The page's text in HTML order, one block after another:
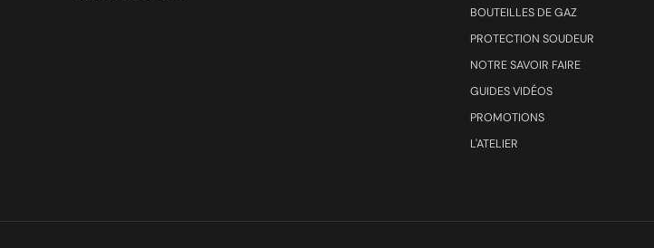
BOUTEILLES DE GAZ
PROTECTION SOUDEUR
NOTRE SAVOIR FAIRE
GUIDES VIDÉOS
PROMOTIONS
L'ATELIER